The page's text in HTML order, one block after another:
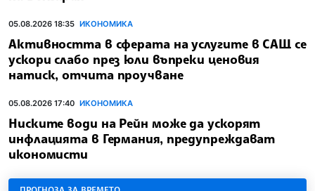
05.08.2026 18:35 ИКОНОМИКА
Активността в сферата на услугите в САЩ се
ускори слабо през юли въпреки ценовия
натиск, отчита проучване
05.08.2026 17:40 ИКОНОМИКА
Ниските води на Рейн може да ускорят
инфлацията в Германия, предупреждават
икономисти